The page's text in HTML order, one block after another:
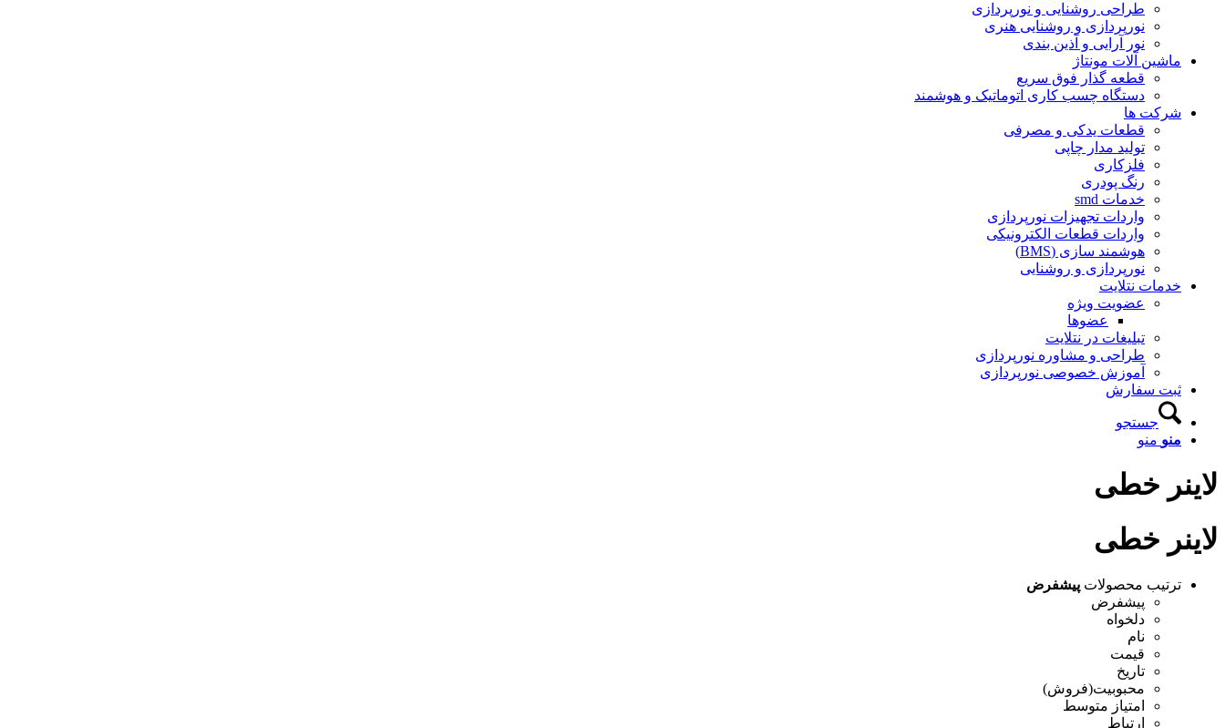
طراحی روشنایی و نورپردازی
نورپردازی و روشنایی هنری
نور آرایی و آذین بندی
ماشین آلات مونتاژ
قطعه گذار فوق سریع
دستگاه چسب کاری اتوماتیک و هوشمند
شرکت ها
قطعات یدکی و مصرفی
تولید مدار چاپی
فلزکاری
رنگ پودری
خدمات smd
واردات تجهیزات نورپردازی
واردات قطعات الکترونیکی
هوشمند سازی (BMS)
نورپردازی و روشنایی
خدمات نتلایت
عضویت ویژه
عضوها
تبلیغات در نتلایت
طراحی و مشاوره نورپردازی
آموزش خصوصی نورپردازی
ثبت سفارش
جستجو
منو منو
لاینر خطی
لاینر خطی
ترتیب محصولات پیشفرض
پیشفرض
دلخواه
نام
قیمت
تاریخ
محبوبیت(فروش)
امتیاز متوسط
ارتباط